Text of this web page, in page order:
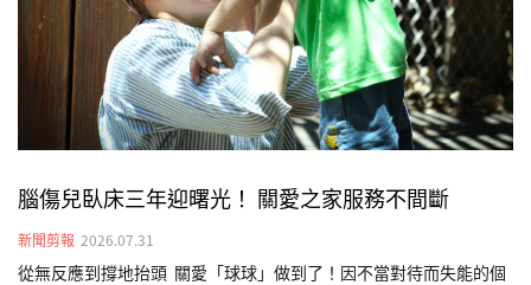
腦傷兒臥床三年迎曙光！ 關愛之家服務不間斷
新聞剪報 2026.07.31
從無反應到撐地抬頭 關愛「球球」做到了！因不當對待而失能的個